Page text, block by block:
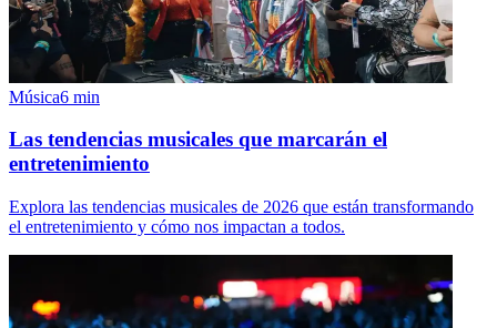
Música6 min
Las tendencias musicales que marcarán el
entretenimiento
Explora las tendencias musicales de 2026 que están transformando
el entretenimiento y cómo nos impactan a todos.